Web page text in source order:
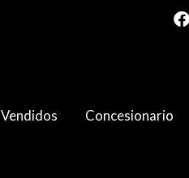
Vendidos Concesionario